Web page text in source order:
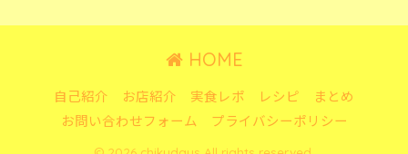
HOME
自己紹介 お店紹介 実食レポ レシピ
まとめ
お問い合わせフォーム
プライバシーポリシー